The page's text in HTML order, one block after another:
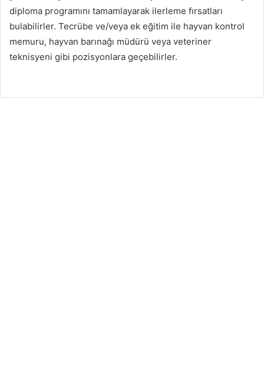
diploma programını tamamlayarak ilerleme fırsatları
bulabilirler. Tecrübe ve/veya ek eğitim ile hayvan kontrol
memuru, hayvan barınağı müdürü veya veteriner
teknisyeni gibi pozisyonlara geçebilirler.